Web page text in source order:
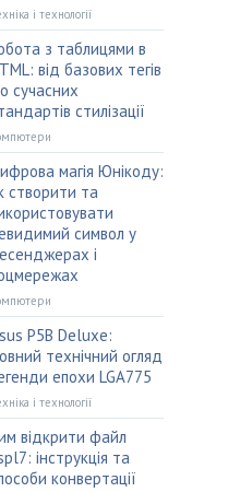
і технології
з таблицями в
від базових тегів
сучасних
стилізації
магія Юнікоду:
створити та
символ у
і
P5B Deluxe:
технічний огляд
епохи LGA775
і технології
відкрити файл
інструкція та
конвертації